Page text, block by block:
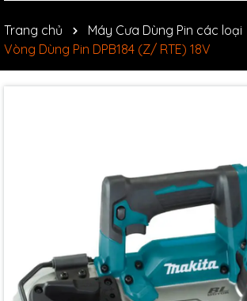
Trang chủ Máy Cưa Dùng Pin các loại
Vòng Dùng Pin DPB184 (Z/ RTE) 18V